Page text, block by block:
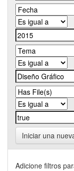
Iniciar una
Adicione filtros